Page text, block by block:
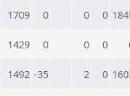
1709 0 0 0
1429 0 0 0
1492 -35 2 0